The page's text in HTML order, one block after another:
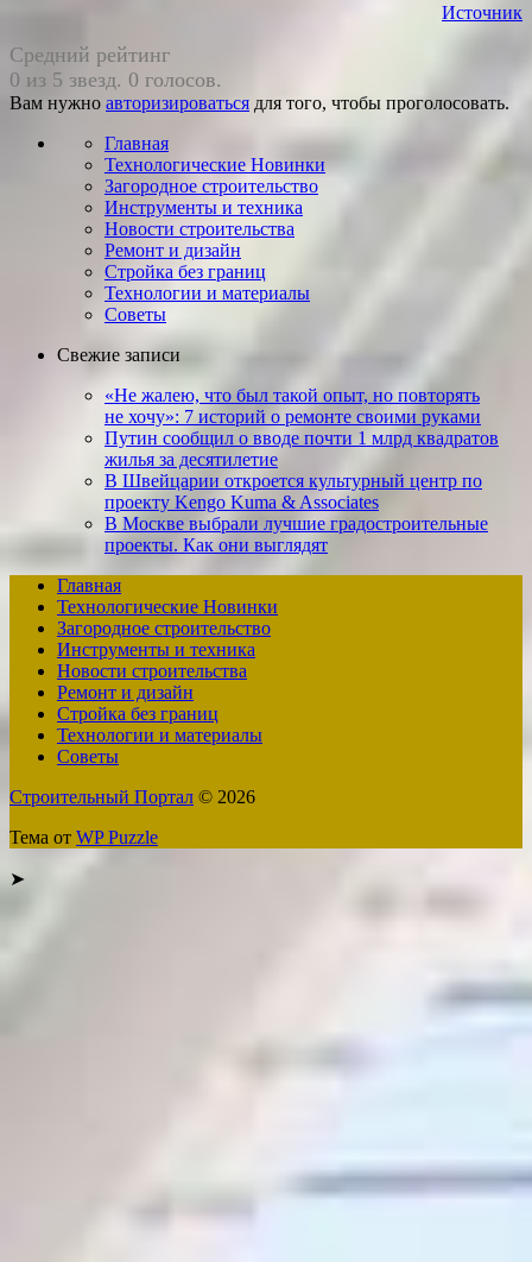
Источник
Средний рейтинг
0 из 5 звезд. 0 голосов.
Вам нужно авторизироваться для того, чтобы проголосовать.
Главная
Технологические Новинки
Загородное строительство
Инструменты и техника
Новости строительства
Ремонт и дизайн
Стройка без границ
Технологии и материалы
Советы
Свежие записи
«Не жалею, что был такой опыт, но повто­рять
не хочу»: 7 историй о ремонте своими руками
Путин сообщил о вводе почти 1 млрд квадратов
жилья за десятилетие
В Швейцарии откроется культурный центр по
проекту Kengo Kuma & Associates
В Москве выбрали лучшие градостроительные
проекты. Как они выглядят
Главная
Технологические Новинки
Загородное строительство
Инструменты и техника
Новости строительства
Ремонт и дизайн
Стройка без границ
Технологии и материалы
Советы
Строительный Портал © 2026
Тема от WP Puzzle
➤